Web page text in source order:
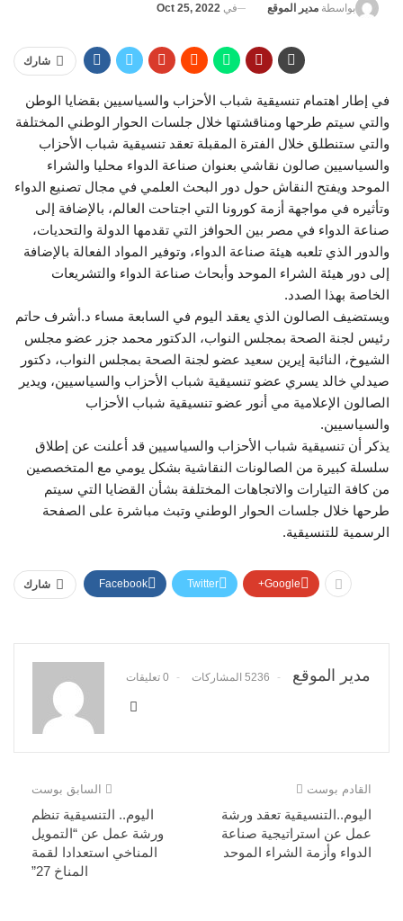
بواسطة مدير الموقع في Oct 25, 2022
شارك
في إطار اهتمام تنسيقية شباب الأحزاب والسياسيين بقضايا الوطن
والتي سيتم طرحها ومناقشتها خلال جلسات الحوار الوطني المختلفة
والتي ستنطلق خلال الفترة المقبلة تعقد تنسيقية شباب الأحزاب
والسياسيين صالون نقاشي بعنوان صناعة الدواء محليا والشراء
الموحد ويفتح النقاش حول دور البحث العلمي في مجال تصنيع الدواء
وتأثيره في مواجهة أزمة كورونا التي اجتاحت العالم، بالإضافة إلى
صناعة الدواء في مصر بين الحوافز التي تقدمها الدولة والتحديات،
والدور الذي تلعبه هيئة صناعة الدواء، وتوفير المواد الفعالة بالإضافة
إلى دور هيئة الشراء الموحد وأبحاث صناعة الدواء والتشريعات
الخاصة بهذا الصدد.
ويستضيف الصالون الذي يعقد اليوم في السابعة مساء د.أشرف حاتم
رئيس لجنة الصحة بمجلس النواب، الدكتور محمد جزر عضو مجلس
الشيوخ، النائبة إيرين سعيد عضو لجنة الصحة بمجلس النواب، دكتور
صيدلي خالد يسري عضو تنسيقية شباب الأحزاب والسياسيين، ويدير
الصالون الإعلامية مي أنور عضو تنسيقية شباب الأحزاب
والسياسيين.
يذكر أن تنسيقية شباب الأحزاب والسياسيين قد أعلنت عن إطلاق
سلسلة كبيرة من الصالونات النقاشية بشكل يومي مع المتخصصين
من كافة التيارات والاتجاهات المختلفة بشأن القضايا التي سيتم
طرحها خلال جلسات الحوار الوطني وتبث مباشرة على الصفحة
الرسمية للتنسيقية.
شارك Facebook Twitter Google+
مدير الموقع 5236 المشاركات 0 تعليقات
السابق بوست
اليوم.. التنسيقية تنظم
ورشة عمل عن “التمويل
المناخي استعدادا لقمة
المناخ 27”
القادم بوست
اليوم..التنسيقية تعقد ورشة
عمل عن استراتيجية صناعة
الدواء وأزمة الشراء الموحد